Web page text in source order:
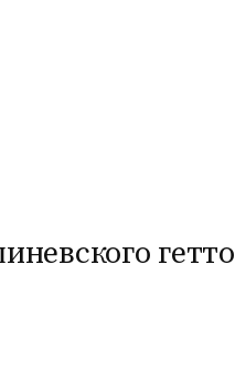
гетто